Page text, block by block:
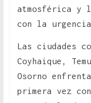
atmosférica y
con la
Las ciudades
Coyhaique,
Osorno
primera vez